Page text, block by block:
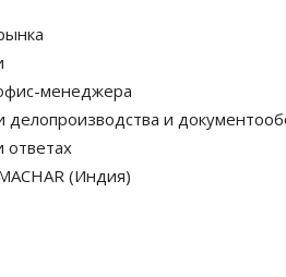
менеджера
делопроизводства и
ответах
(Индия)